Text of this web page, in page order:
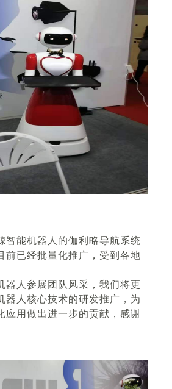
智能机器人的伽利略导航系统
前已经批量化推广，受到各地
器人参展团队风采，我们将更
器人核心技术的研发推广，为
应用做出进一步的贡献，感谢